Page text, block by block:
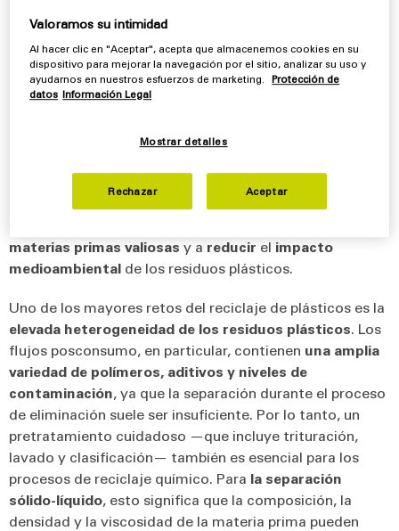
gama de materialesmucho
plásticos multicapa. Los métodos químicos permiten
reciclar flujosderesiduosde materiales compuestos
procedentes de la industria y los hogares que, de otro
aumento de los volúmenes de residuos plásticos
está cobrando cada vez más importancia. Ofrece
materias primas valiosas y a reducir el impacto
medioambiental de los residuos plásticos.
Uno de los mayores retos del reciclaje de plásticos es la
elevada heterogeneidad de los residuos plásticos. Los
flujos posconsumo, en particular, contienen una amplia
variedad de polímeros, aditivos y niveles de
contaminación, ya que la separación durante el proceso
de eliminación suele ser insuficiente. Por lo tanto, un
pretratamiento cuidadoso —que incluye trituración,
lavado y clasificación— también es esencial para los
procesos de reciclaje químico. Para la separación
sólido-líquido, esto significa que la composición, la
densidad y la viscosidad de la materia prima pueden
Valoramos su intimidad
Al hacer clic en "Aceptar", acepta que almacenemos cookies en su
dispositivo para mejorar la navegación por el sitio, analizar su uso y
ayudarnos en nuestros esfuerzos de marketing.
Protección de
datos Información Legal
Mostrar detalles
Rechazar Aceptar